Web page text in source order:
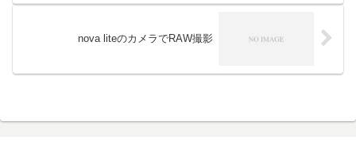
nova liteのカメラでRAW撮影